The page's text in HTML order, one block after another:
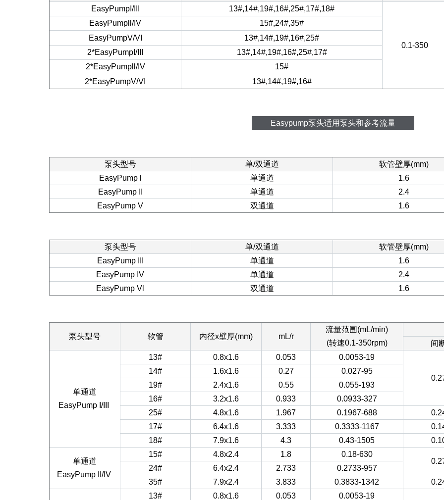
EasyPumpI/III
13#,14#,19#,16#,25#,17#,18#
0.1-350
EasyPumpll/IV
15#,24#,35#
EasyPumpV/VI
13#,14#,19#,16#,25#
2*EasyPumpI/III
13#,14#,19#,16#,25#,17#
2*EasyPumpll/IV
15#
2*EasyPumpV/VI
13#,14#,19#,16#
Easypump泵头适用泵头和参考流量
泵头型号 单/双通道 软管壁厚(mm)
EasyPump l
单通道 1.6
EasyPump II
单通道 2.4
EasyPump V
双通道 1.6
泵头型号 单/双通道 软管壁厚(mm)
EasyPump III
单通道 1.6
EasyPump IV
单通道 2.4
EasyPump Vl
双通道 1.6
泵头型号 软管 内径x壁厚(mm) mL/r
流量范围(mL/min)
(转速0.1-350rpm)
间
单通道
EasyPump I/III
13# 0.8x1.6 0.053 0.0053-19
14# 1.6x1.6 0.27
0.027-95
19#
2.4x1.6 0.55
0.055-193
16#
3.2x1.6 0.933
0.0933-327
25#
4.8x1.6 1.967 0.1967-688
17#
6.4x1.6 3.333 0.3333-1167
18#
7.9x1.6 4.3 0.43-1505
单通道
EasyPump II/IV
15# 4.8x2.4 1.8
0.18-630
24#
6.4x2.4 2.733
0.2733-957
35#
7.9x2.4 3.833 0.3833-1342
13#
0.8x1.6 0.053 0.0053-19